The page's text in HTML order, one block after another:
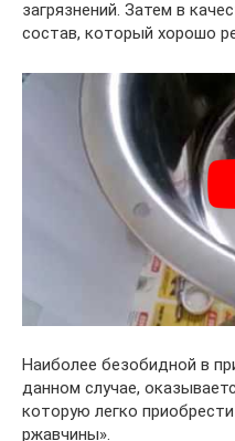
загрязнений. Затем в
состав, который хорошо
Наиболее безобидной в
данном случае,
которую легко
ржавчины».